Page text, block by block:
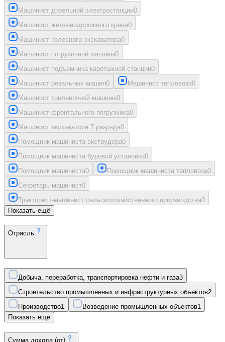
Машинист дизельной электростанции0
Машинист железнодорожного крана0
Машинист колесного экскаватора0
Машинист погрузочной машины0
Машинист подъемника каротажной станции0
Машинист резальных машин0 Машинист тепловоза0
Машинист трелевочной машины0
Машинист фронтального погрузчика0
Машинист экскаватора 7 разряда0
Помощник машиниста экструдера0
Помощник машиниста буровой установки0
Помощник машиниста0 Помощник машиниста тепловоза0
Секретарь-машинист0
Тракторист-машинист сельскохозяйственного производства0
Показать ещё
Отрасль
Добыча, переработка, транспортировка нефти и газа3
Строительство промышленных и инфраструктурных объектов2
Производство1 Возведение промышленных объектов1
Показать ещё
Сумма дохода (от)